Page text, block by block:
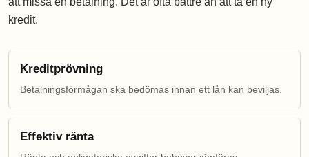
kredit.
Kreditprövning
Betalningsförmågan ska bedömas innan ett lån kan beviljas.
Effektiv ränta